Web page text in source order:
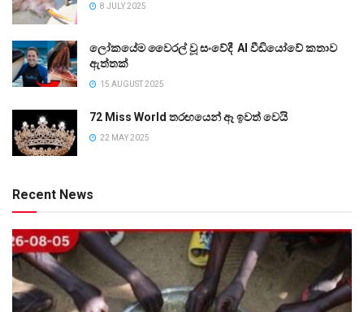
8 JULY 2025
ලෝකයේම වෛරල් වූ සංවේදී AI වීඩියෝවේ කතාව
ඇත්තක්
15 AUGUST 2025
72 Miss World තරඟයෙන් ඈ ඉවත් වෙයි
22 MAY 2025
Recent News